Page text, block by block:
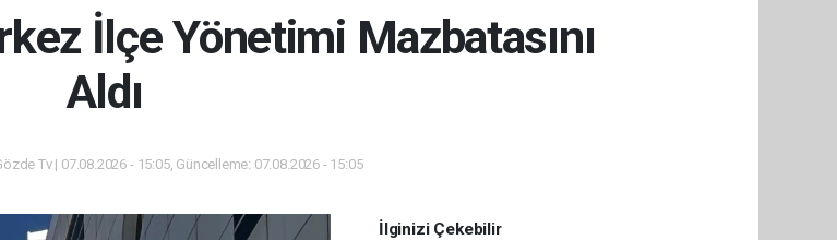
İlçe Yönetimi Mazbatasını
Aldı
Tv | 07.08.2026 - 15:05, Güncelleme: 07.08.2026 - 15:05
İlginizi Çekebilir